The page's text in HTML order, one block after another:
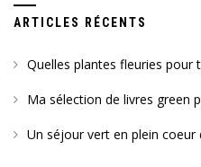
ARTICLES RÉCENTS
Quelles plantes fleuries pour
Ma sélection de livres green
Un séjour vert en plein coeur